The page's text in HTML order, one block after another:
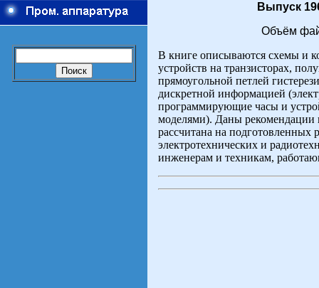
Выпуск
Объём
В книге описываются схемы и
устройств на транзисторах,
прямоугольной петлей
дискретной информацией
программирующие часы и
моделями). Даны
рассчитана на подготовленных
электротехнических и
инженерам и техникам,